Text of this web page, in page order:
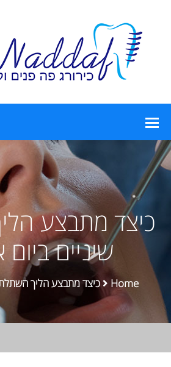
כיצד מתבצע
שיניים
Home כיצד מתבצע הליך השתלת